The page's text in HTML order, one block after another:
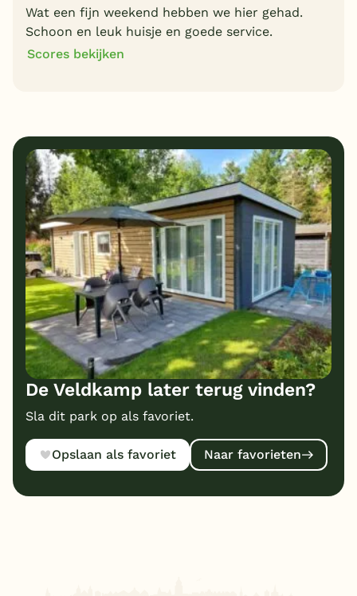
Wat een fijn weekend hebben we hier gehad.
Schoon en leuk huisje en goede service.
Scores bekijken
7 Bungalows 8 Kindvriendelijk
8 Prijs/kwaliteit
De Veldkamp later terug vinden?
Sla dit park op als favoriet.
Opslaan als favoriet Naar favorieten